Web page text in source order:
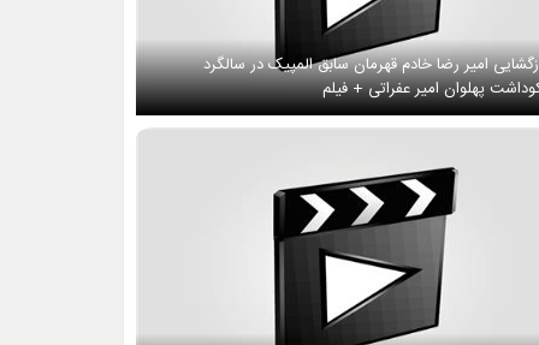
امیر رضا خادم قهرمان سابق المپیک در سالگرد
پهلوان امیر عفراتی + فیلم